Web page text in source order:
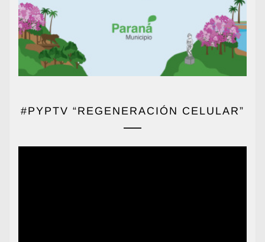
#PYPTV “REGENERACIÓN CELULAR”